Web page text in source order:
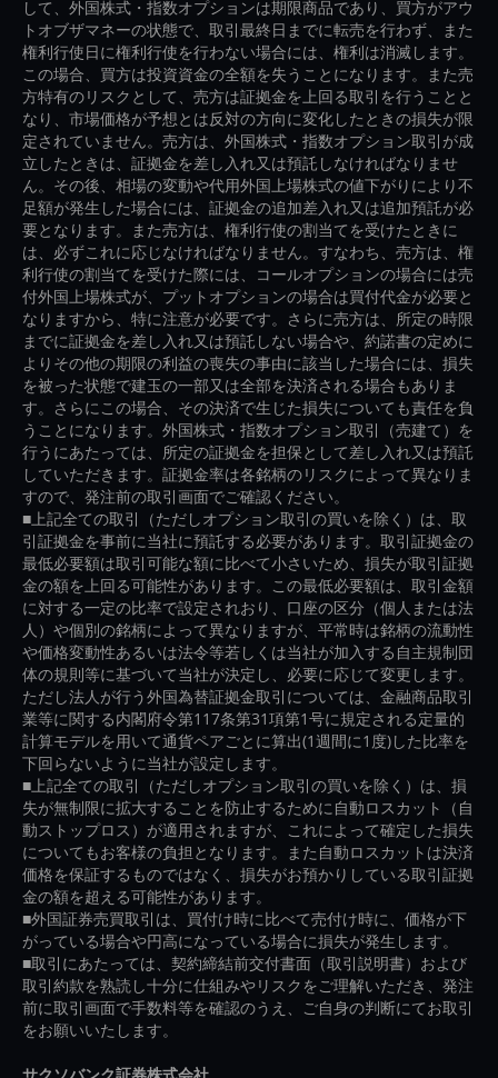
して、外国株式・指数オプションは期限商品であり、買方がアウ
トオブザマネーの状態で、取引最終日までに転売を行わず、また
権利行使日に権利行使を行わない場合には、権利は消滅します。
この場合、買方は投資資金の全額を失うことになります。また売
方特有のリスクとして、売方は証拠金を上回る取引を行うことと
なり、市場価格が予想とは反対の方向に変化したときの損失が限
定されていません。売方は、外国株式・指数オプション取引が成
立したときは、証拠金を差し入れ又は預託しなければなりませ
ん。その後、相場の変動や代用外国上場株式の値下がりにより不
足額が発生した場合には、証拠金の追加差入れ又は追加預託が必
要となります。また売方は、権利行使の割当てを受けたときに
は、必ずこれに応じなければなりません。すなわち、売方は、権
利行使の割当てを受けた際には、コールオプションの場合には売
付外国上場株式が、プットオプションの場合は買付代金が必要と
なりますから、特に注意が必要です。さらに売方は、所定の時限
までに証拠金を差し入れ又は預託しない場合や、約諾書の定めに
よりその他の期限の利益の喪失の事由に該当した場合には、損失
を被った状態で建玉の一部又は全部を決済される場合もありま
す。さらにこの場合、その決済で生じた損失についても責任を負
うことになります。外国株式・指数オプション取引（売建て）を
行うにあたっては、所定の証拠金を担保として差し入れ又は預託
していただきます。証拠金率は各銘柄のリスクによって異なりま
すので、発注前の取引画面でご確認ください。
■上記全ての取引（ただしオプション取引の買いを除く）は、取
引証拠金を事前に当社に預託する必要があります。取引証拠金の
最低必要額は取引可能な額に比べて小さいため、損失が取引証拠
金の額を上回る可能性があります。この最低必要額は、取引金額
に対する一定の比率で設定されおり、口座の区分（個人または法
人）や個別の銘柄によって異なりますが、平常時は銘柄の流動性
や価格変動性あるいは法令等若しくは当社が加入する自主規制団
体の規則等に基づいて当社が決定し、必要に応じて変更します。
ただし法人が行う外国為替証拠金取引については、金融商品取引
業等に関する内閣府令第117条第31項第1号に規定される定量的
計算モデルを用いて通貨ペアごとに算出(1週間に1度)した比率を
下回らないように当社が設定します。
■上記全ての取引（ただしオプション取引の買いを除く）は、損
失が無制限に拡大することを防止するために自動ロスカット（自
動ストップロス）が適用されますが、これによって確定した損失
についてもお客様の負担となります。また自動ロスカットは決済
価格を保証するものではなく、損失がお預かりしている取引証拠
金の額を超える可能性があります。
■外国証券売買取引は、買付け時に比べて売付け時に、価格が下
がっている場合や円高になっている場合に損失が発生します。
■取引にあたっては、契約締結前交付書面（取引説明書）および
取引約款を熟読し十分に仕組みやリスクをご理解いただき、発注
前に取引画面で手数料等を確認のうえ、ご自身の判断にてお取引
をお願いいたします。